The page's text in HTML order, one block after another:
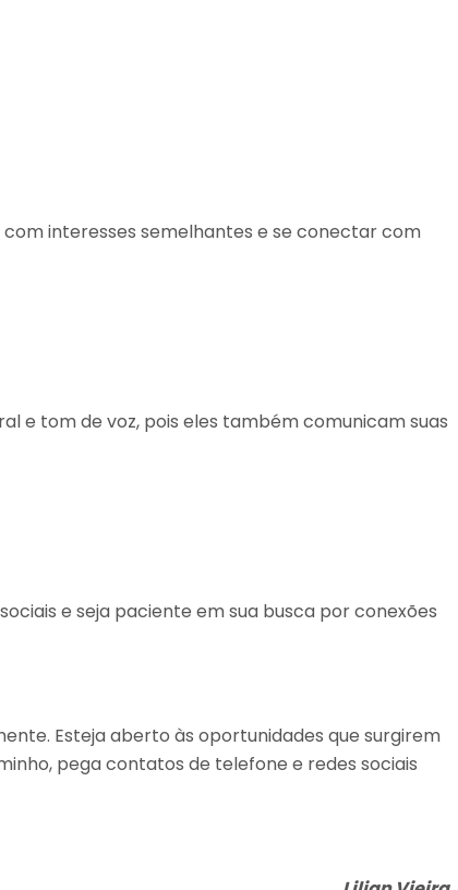
interesses semelhantes e se conectar com
e tom de voz, pois eles também comunicam suas
e seja paciente em sua busca por conexões
Esteja aberto às oportunidades que surgirem
pega contatos de telefone e redes sociais